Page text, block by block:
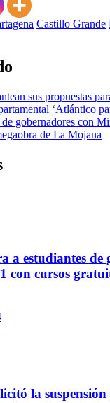
Castillo Grande
sus propuestas
‘Atlántico
gobernadores con
de La Mojana
a estudiantes de
con cursos
la